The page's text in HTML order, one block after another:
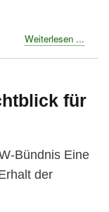
Weiterlesen ...
der
für
Bündnis Eine
der